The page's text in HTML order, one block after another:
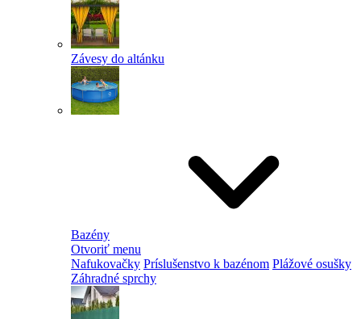
Závesy do altánku
Bazény
Otvoriť menu
Nafukovačky Príslušenstvo k bazénom Plážové osušky
Záhradné sprchy